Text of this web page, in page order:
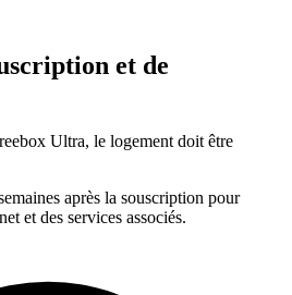
et de
Ultra, le logement doit être
après la souscription pour
et des services associés.